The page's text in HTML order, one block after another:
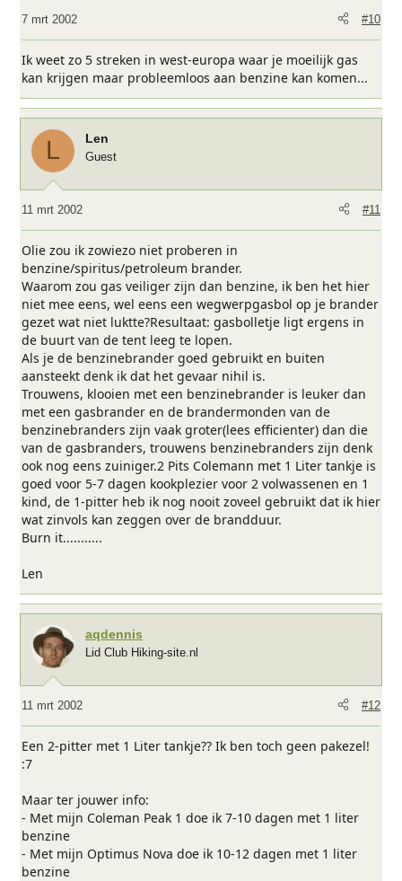
7 mrt 2002 #10
Ik weet zo 5 streken in west-europa waar je moeilijk gas
kan krijgen maar probleemloos aan benzine kan komen...
L Len
Guest
11 mrt 2002 #11
Olie zou ik zowiezo niet proberen in
benzine/spiritus/petroleum brander.
Waarom zou gas veiliger zijn dan benzine, ik ben het hier
niet mee eens, wel eens een wegwerpgasbol op je brander
gezet wat niet luktte?Resultaat: gasbolletje ligt ergens in
de buurt van de tent leeg te lopen.
Als je de benzinebrander goed gebruikt en buiten
aansteekt denk ik dat het gevaar nihil is.
Trouwens, klooien met een benzinebrander is leuker dan
met een gasbrander en de brandermonden van de
benzinebranders zijn vaak groter(lees efficienter) dan die
van de gasbranders, trouwens benzinebranders zijn denk
ook nog eens zuiniger.2 Pits Colemann met 1 Liter tankje is
goed voor 5-7 dagen kookplezier voor 2 volwassenen en 1
kind, de 1-pitter heb ik nog nooit zoveel gebruikt dat ik hier
wat zinvols kan zeggen over de brandduur.
Burn it...........
Len
aqdennis
Lid Club Hiking-site.nl
11 mrt 2002 #12
Een 2-pitter met 1 Liter tankje?? Ik ben toch geen pakezel!
:7
Maar ter jouwer info:
- Met mijn Coleman Peak 1 doe ik 7-10 dagen met 1 liter
benzine
- Met mijn Optimus Nova doe ik 10-12 dagen met 1 liter
benzine